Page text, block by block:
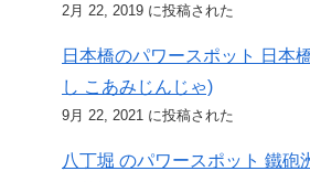
2月 22, 2019 に投稿された
日本橋のパワースポット 日本
し こあみじんじゃ)
9月 22, 2021 に投稿された
八丁堀 のパワースポット 鐵砲